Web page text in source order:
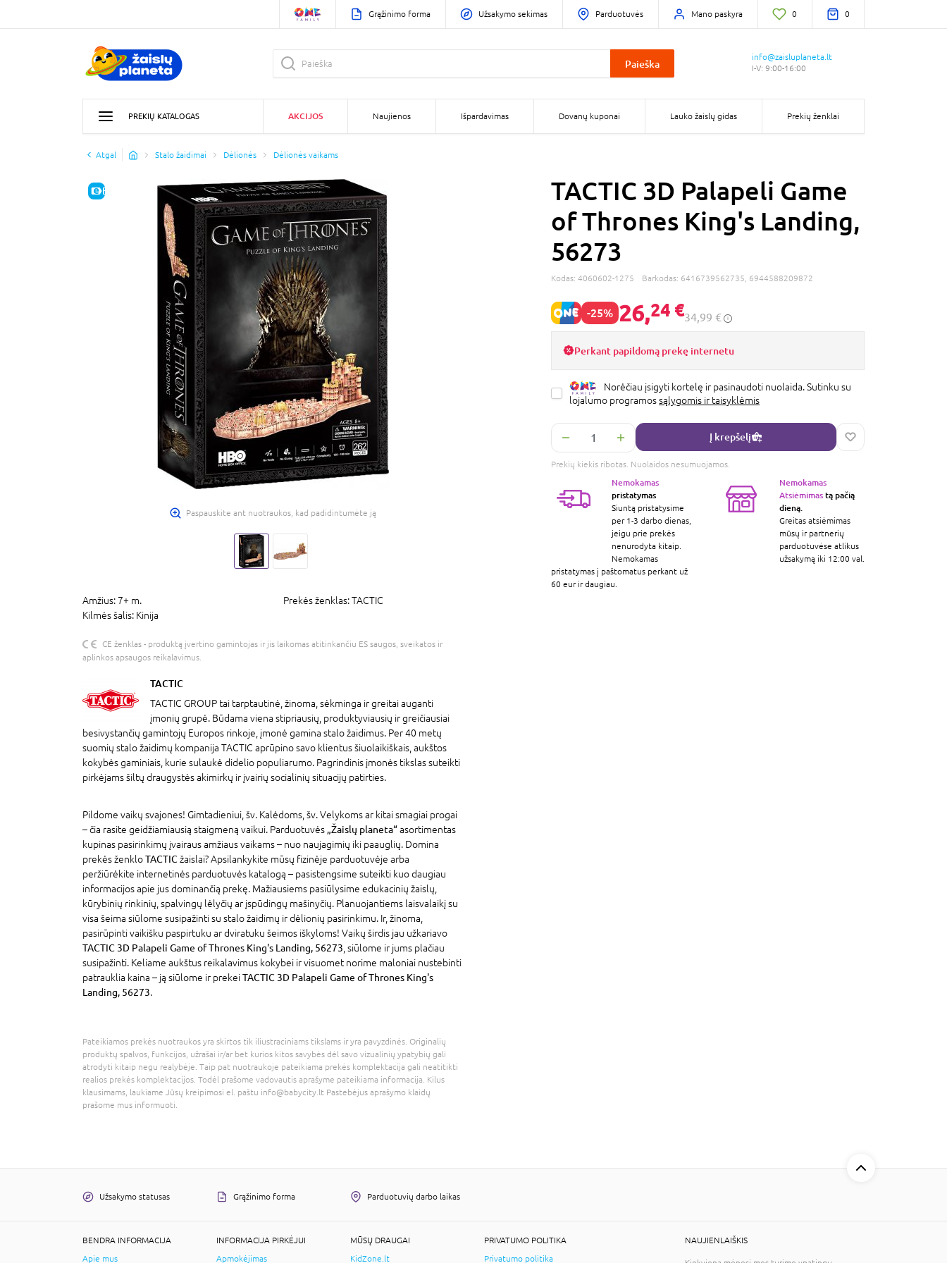
Grąžinimo forma Užsakymo sekimas Parduotuvės Mano paskyra 0 0
Paieška
info@zaisluplaneta.lt
I-V: 9:00-16:00
PREKIŲ KATALOGAS AKCIJOS Naujienos Išpardavimas Dovanų kuponai Lauko žaislų gidas Prekių ženklai
Atgal Stalo žaidimai Dėlionės Dėlionės vaikams
E-KAINA
Paspauskite ant nuotraukos, kad padidintumėte ją
Amžius: 7+ m. Prekės ženklas:TACTIC
Kilmės šalis: Kinija
CE ženklas - produktą įvertino gamintojas ir jis laikomas atitinkančiu ES saugos, sveikatos ir
aplinkos apsaugos reikalavimus.
TACTIC
TACTIC GROUP tai tarptautinė, žinoma, sėkminga ir greitai auganti
įmonių grupė. Būdama viena stipriausių, produktyviausių ir greičiausiai
besivystančių gamintojų Europos rinkoje, įmonė gamina stalo žaidimus. Per 40 metų
suomių stalo žaidimų kompanija TACTIC aprūpino savo klientus šiuolaikiškais, aukštos
kokybės gaminiais, kurie sulaukė didelio populiarumo. Pagrindinis įmonės tikslas suteikti
pirkėjams šiltų draugystės akimirkų ir įvairių socialinių situacijų patirties.
Pildome vaikų svajones! Gimtadieniui, šv. Kalėdoms, šv. Velykoms ar kitai smagiai progai
– čia rasite geidžiamiausią staigmeną vaikui. Parduotuvės „Žaislų planeta“asortimentas
kupinas pasirinkimų įvairaus amžiaus vaikams – nuo naujagimių iki paauglių. Domina
prekės ženkloTACTIC žaislai? Apsilankykite mūsų fizinėje parduotuvėje arba
peržiūrėkite internetinės parduotuvės katalogą – pasistengsime suteikti kuo daugiau
informacijos apie jus dominančią prekę. Mažiausiems pasiūlysime edukacinių žaislų,
kūrybinių rinkinių, spalvingų lėlyčių ar įspūdingų mašinyčių. Planuojantiems laisvalaikį su
visa šeima siūlome susipažinti su stalo žaidimų ir dėlionių pasirinkimu. Ir, žinoma,
pasirūpinti vaikišku paspirtuku ar dviratuku šeimos iškyloms! Vaikų širdis jau užkariavo
TACTIC 3D Palapeli Game of Thrones King's Landing, 56273 , siūlome ir jums plačiau
susipažinti. Keliame aukštus reikalavimus kokybei ir visuomet norime maloniai nustebinti
patrauklia kaina – ją siūlome ir prekeiTACTIC 3D Palapeli Game of Thrones King's
Landing, 56273.
Pateikiamos prekės nuotraukos yra skirtos tik iliustraciniams tikslams ir yra pavyzdinės. Originalių
produktų spalvos, funkcijos, užrašai ir/ar bet kurios kitos savybės dėl savo vizualinių ypatybių gali
atrodyti kitaip negu realybėje. Taip pat nuotraukoje pateikiama prekės komplektacija gali neatitikti
realios prekės komplektacijos. Todėl prašome vadovautis aprašyme pateikiama informacija. Kilus
klausimams, laukiame Jūsų kreipimosi el. paštu info@babycity.lt Pastebėjus aprašymo klaidų
prašome mus informuoti.
TACTIC 3D Palapeli Game
of Thrones King's Landing,
56273
Kodas: 4060602-1275 Barkodas: 6416739562735, 6944588209872
-25% 26,24 €34,99 €
Perkant papildomą prekę internetu
Norėčiau įsigyti kortelę ir pasinaudoti nuolaida. Sutinku su
lojalumo programossąlygomis ir taisyklėmis
Į krepšelį
Prekių kiekis ribotas. Nuolaidos nesumuojamos.
Nemokamas
pristatymas
Siuntą pristatysime
per 1-3 darbo dienas,
jeigu prie prekės
nenurodyta kitaip.
Nemokamas
pristatymas į paštomatus perkant už
60 eur ir daugiau.
Nemokamas
Atsiėmimastą pačią
dieną.
Greitas atsiėmimas
mūsų ir partnerių
parduotuvėse atlikus
užsakymą iki 12:00 val.
Užsakymo statusas Grąžinimo forma Parduotuvių darbo laikas
BENDRA INFORMACIJA
Apie mus
INFORMACIJA PIRKĖJUI
Apmokėjimas
MŪSŲ DRAUGAI
KidZone.lt
PRIVATUMO POLITIKA
Privatumo politika
NAUJIENLAIŠKIS